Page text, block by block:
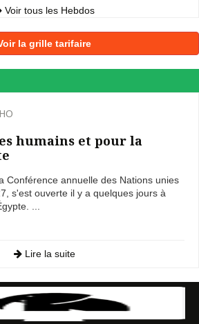
Voir tous les Hebdos
la grille tarifaire
humains et pour la
Conférence annuelle des Nations unies
s'est ouverte il y a quelques jours à
...
Lire la suite